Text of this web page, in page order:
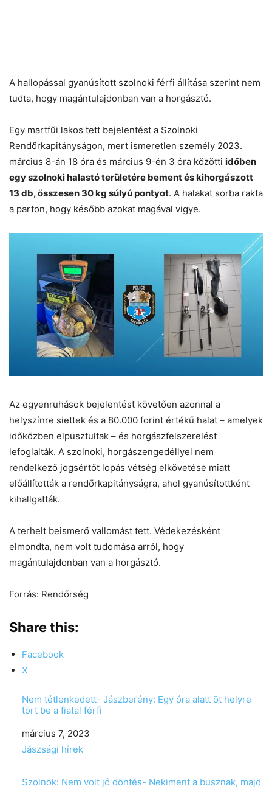
A hallopással gyanúsított szolnoki férfi állítása szerint nem
tudta, hogy magántulajdonban van a horgásztó.
Egy martfűi lakos tett bejelentést a Szolnoki
Rendőrkapitányságon, mert ismeretlen személy 2023.
március 8-án 18 óra és március 9-én 3 óra közötti időben
egy szolnoki halastó területére bement és kihorgászott
13 db, összesen 30 kg súlyú pontyot. A halakat sorba rakta
a parton, hogy később azokat magával vigye.
Az egyenruhások bejelentést követően azonnal a
helyszínre siettek és a 80.000 forint értékű halat – amelyek
időközben elpusztultak – és horgászfelszerelést
lefoglalták. A szolnoki, horgászengedéllyel nem
rendelkező jogsértőt lopás vétség elkövetése miatt
előállították a rendőrkapitányságra, ahol gyanúsítottként
kihallgatták.
A terhelt beismerő vallomást tett. Védekezésként
elmondta, nem volt tudomása arról, hogy
magántulajdonban van a horgásztó.
Forrás: Rendőrség
Share this:
Facebook
X
Nem tétlenkedett- Jászberény: Egy óra alatt öt helyre
tört be a fiatal férfi
Date
március 7, 2023
In relation to
Jászsági hírek
Szolnok: Nem volt jó döntés- Nekiment a busznak, majd